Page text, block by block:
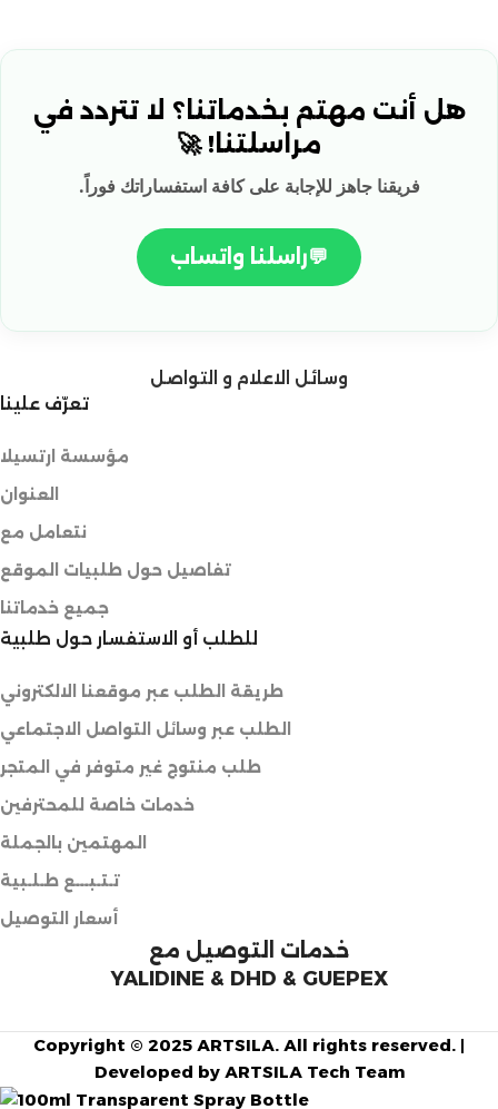
هل أنت مهتم بخدماتنا؟ لا تتردد في
مراسلتنا! 🚀
فريقنا جاهز للإجابة على كافة استفساراتك فوراً.
💬راسلنا واتساب
وسائل الاعلام و التواصل
تعرّف علينا
مؤسسة ارتسيلا
العنوان
نتعامل مع
تفاصيل حول طلبيات الموقع
جميع خدماتنا
للطلب أو الاستفسار حول طلبية
طريقة الطلب عبر موقعنا الالكتروني
الطلب عبر وسائل التواصل الاجتماعي
طلب منتوج غير متوفر في المتجر
خدمات خاصة للمحترفين
المهتمين بالجملة
تـتـبـــع طـلـبية
أسعار التوصيل
خدمات التوصيل مع
YALIDINE & DHD & GUEPEX
Copyright © 2025 ARTSILA. All rights reserved. |
Developed by ARTSILA Tech Team